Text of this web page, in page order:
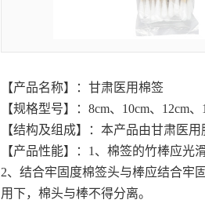
【产品名称】： 甘肃医用棉签
【规格型号】：8cm、10cm、12cm
【结构及组成】：本产品由甘肃医用
【产品性能】：1、棉签的竹棒应
2、结合牢固度棉签头与棒应结合牢
用下，棉头与棒不得分离。